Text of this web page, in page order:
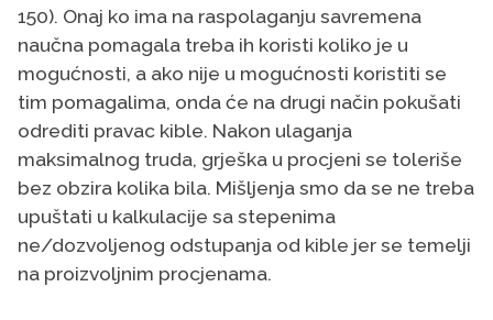
150). Onaj ko ima na raspolaganju savremena
naučna pomagala treba ih koristi koliko je u
mogućnosti, a ako nije u mogućnosti koristiti se
tim pomagalima, onda će na drugi način pokušati
odrediti pravac kible. Nakon ulaganja
maksimalnog truda, grješka u procjeni se toleriše
bez obzira kolika bila. Mišljenja smo da se ne treba
upuštati u kalkulacije sa stepenima
ne/dozvoljenog odstupanja od kible jer se temelji
na proizvoljnim procjenama.